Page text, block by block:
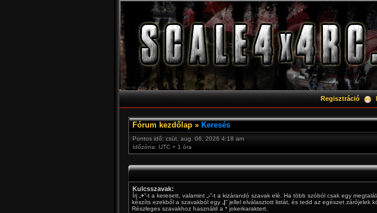
Regisztráció
Fórum kezdőlap » Keresés
Pontos idő: csüt. aug. 06, 2026 4:18 am
Időzóna: UTC + 1 óra
Kulcsszavak:
Írj „ +”-t a keresett, valamint „ -”-t a kizárandó szavak elé. Ha több szóból csak egy
készíts ezekből a szavakból egy „ |” jellel elválasztott listát, és tedd az egészet zárójelek
Részleges szavakhoz használd a * jokerkaraktert.